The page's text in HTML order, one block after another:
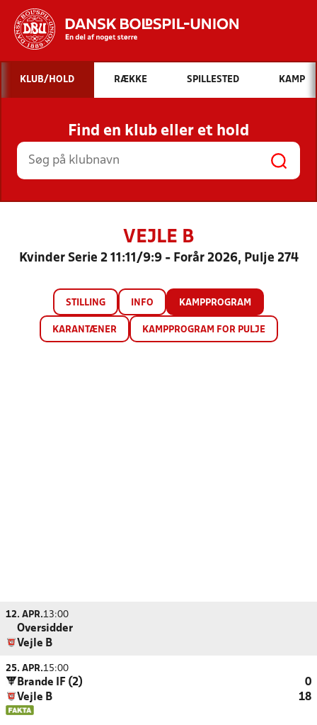
Hvad vil du søge efter?
INDHOLD OG NYHEDER
STILLINGER, RESULTATER, KLUBBER OG
HOLD
KLUB/HOLD RÆKKE SPILLESTED KAMP
Find en klub eller et hold
VEJLE B
Kvinder Serie 2 11:11/9:9 - Forår 2026, Pulje 274
STILLING INFO KAMPPROGRAM
KARANTÆNER KAMPPROGRAM FOR PULJE
12. APR.13:00
Oversidder
Vejle B
25. APR.15:00
Brande IF (2)
0
Vejle B
18